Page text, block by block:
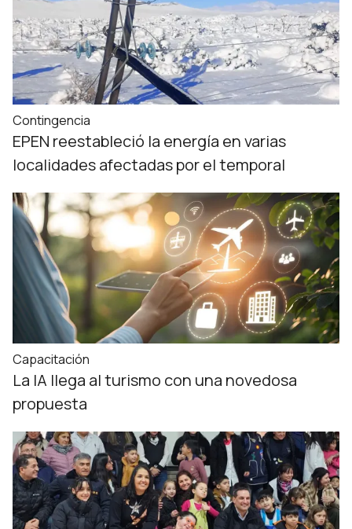
Contingencia
EPEN reestableció la energía en varias
localidades afectadas por el temporal
Capacitación
La IA llega al turismo con una novedosa
propuesta